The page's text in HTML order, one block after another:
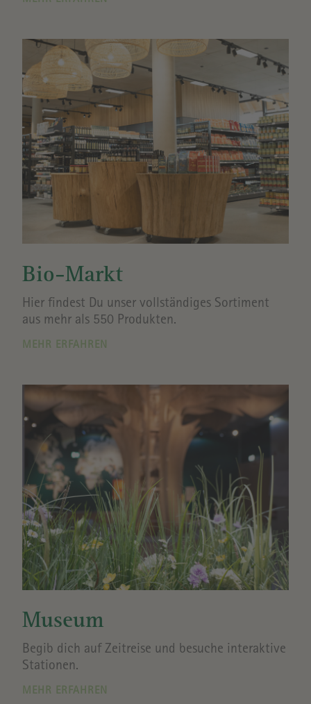
Bio-Markt
Hier findest Du unser vollständiges Sortiment
aus mehr als 550 Produkten.
MEHR ERFAHREN
Museum
Begib dich auf Zeitreise und besuche interaktive
Stationen.
MEHR ERFAHREN